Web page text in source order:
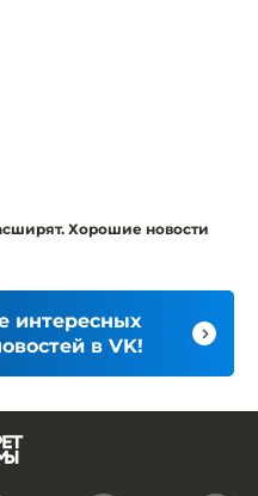
Хорошие новости
интересных
в VK!